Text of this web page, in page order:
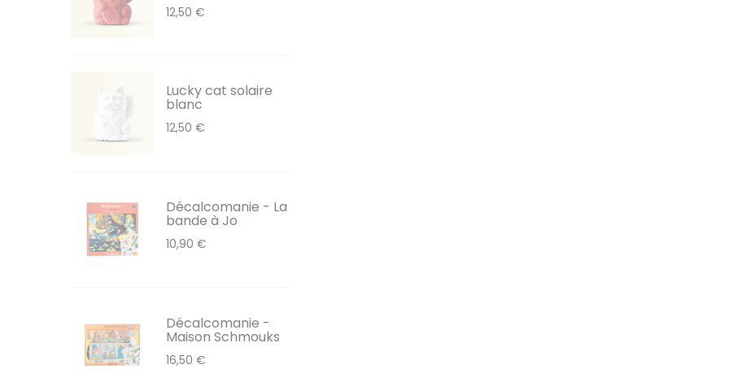
12,50 €
Lucky cat solaire
blanc
12,50 €
Décalcomanie - La
bande à Jo
10,90 €
Décalcomanie -
Maison Schmouks
16,50 €